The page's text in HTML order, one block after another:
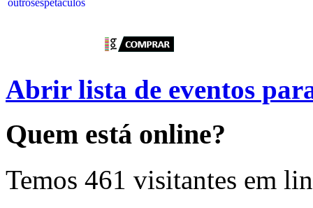
Abrir lista de eventos
Quem está online?
Temos 461 visitantes em